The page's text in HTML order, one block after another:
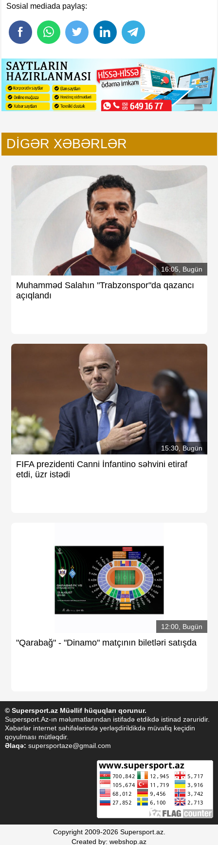
Sosial mediada paylaş:
DIGƏR XƏBƏRLƏR
16:05, Bugün
Muhamməd Salahın "Trabzonspor"da qazancı
açıqlandı
15:30, Bugün
FIFA prezidenti Canni İnfantino səhvini etiraf
etdi, üzr istədi
12:00, Bugün
"Qarabağ" - "Dinamo" matçının biletləri satışda
© Supersport.az Müəllif hüquqları qorunur.
Supersport.Az-ın məlumatlarından istifadə etdikdə istinad zəruridir.
Xəbərlər internet səhifələrində yerləşdirildikdə müvafiq keçidin
qoyulması mütləqdir.
Əlaqə: supersportaze@gmail.com
Copyright 2009-2026 Supersport.az.
Created by: webshop.az